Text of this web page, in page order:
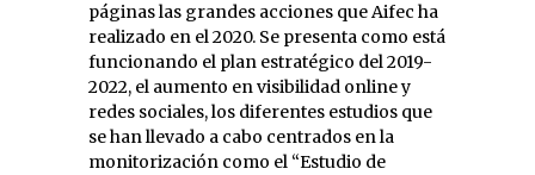
páginas las grandes acciones que Aifec ha
realizado en el 2020. Se presenta como está
funcionando el plan estratégico del 2019-
2022, el aumento en visibilidad online y
redes sociales, los diferentes estudios que
se han llevado a cabo centrados en la
monitorización como el “Estudio de